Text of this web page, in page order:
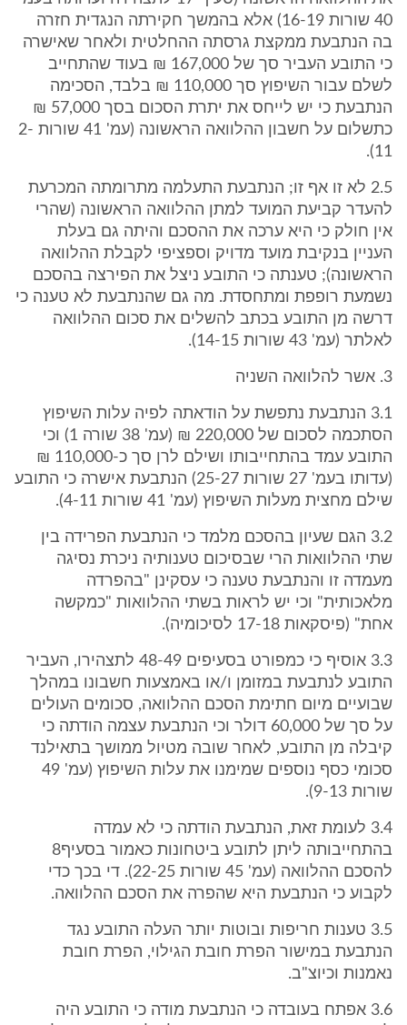
40 שורות 16-19) אלא בהמשך חקירתה הנגדית חזרה
בה הנתבעת ממקצת גרסתה ההחלטית ולאחר שאישרה
כי התובע העביר סך של 167,000 ₪ בעוד שהתחייב
לשלם עבור השיפוץ סך 110,000 ₪ בלבד, הסכימה
הנתבעת כי יש לייחס את יתרת הסכום בסך 57,000 ₪
כתשלום על חשבון ההלוואה הראשונה (עמ' 41 שורות 2-
11).
2.5 לא זו אף זו; הנתבעת התעלמה מתרומתה המכרעת
להעדר קביעת המועד למתן ההלוואה הראשונה (שהרי
אין חולק כי היא ערכה את ההסכם והיתה גם בעלת
העניין בנקיבת מועד מדויק וספציפי לקבלת ההלוואה
הראשונה); טענתה כי התובע ניצל את הפירצה בהסכם
נשמעת רופפת ומתחסדת. מה גם שהנתבעת לא טענה כי
דרשה מן התובע בכתב להשלים את סכום ההלוואה
לאלתר (עמ' 43 שורות 14-15).
3. אשר להלוואה השניה
3.1 הנתבעת נתפשת על הודאתה לפיה עלות השיפוץ
הסתכמה לסכום של 220,000 ₪ (עמ' 38 שורה 1) וכי
התובע עמד בהתחייבותו ושילם לרן סך כ-110,000 ₪
(עדותו בעמ' 27 שורות 25-27) הנתבעת אישרה כי התובע
שילם מחצית מעלות השיפוץ (עמ' 41 שורות 4-11).
3.2 הגם שעיון בהסכם מלמד כי הנתבעת הפרידה בין
שתי ההלוואות הרי שבסיכום טענותיה ניכרת נסיגה
מעמדה זו והנתבעת טענה כי עסקינן "בהפרדה
מלאכותית" וכי יש לראות בשתי ההלוואות "כמקשה
אחת" (פיסקאות 17-18 לסיכומיה).
3.3 אוסיף כי כמפורט בסעיפים 48-49 לתצהירו, העביר
התובע לנתבעת במזומן ו/או באמצעות חשבונו במהלך
שבועיים מיום חתימת הסכם ההלוואה, סכומים העולים
על סך של 60,000 דולר וכי הנתבעת עצמה הודתה כי
קיבלה מן התובע, לאחר שובה מטיול ממושך בתאילנד
סכומי כסף נוספים שמימנו את עלות השיפוץ (עמ' 49
שורות 9-13).
3.4 לעומת זאת, הנתבעת הודתה כי לא עמדה
בהתחייבותה ליתן לתובע ביטחונות כאמור בסעיף8
להסכם ההלוואה (עמ' 45 שורות 22-25). די בכך כדי
לקבוע כי הנתבעת היא שהפרה את הסכם ההלוואה.
3.5 טענות חריפות ובוטות יותר העלה התובע נגד
הנתבעת במישור הפרת חובת הגילוי, הפרת חובת
נאמנות וכיוצ"ב.
3.6 אפתח בעובדה כי הנתבעת מודה כי התובע היה